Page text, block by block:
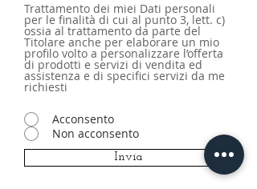
Trattamento dei miei Dati personali
per le finalità di cui al punto 3, lett. c)
ossia al trattamento da parte del
Titolare anche per elaborare un mio
profilo volto a personalizzare l’offerta
di prodotti e servizi di vendita ed
assistenza e di specifici servizi da me
richiesti
Acconsento
Non acconsento
Invia